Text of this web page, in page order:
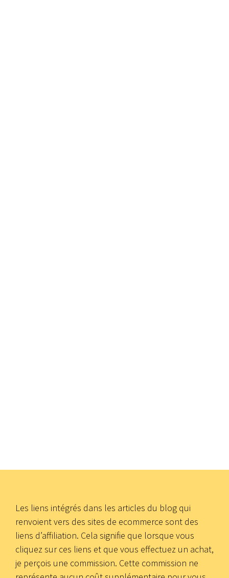
Les liens intégrés dans les articles du blog qui
renvoient vers des sites de ecommerce sont des
liens d’affiliation. Cela signifie que lorsque vous
cliquez sur ces liens et que vous effectuez un achat,
je perçois une commission. Cette commission ne